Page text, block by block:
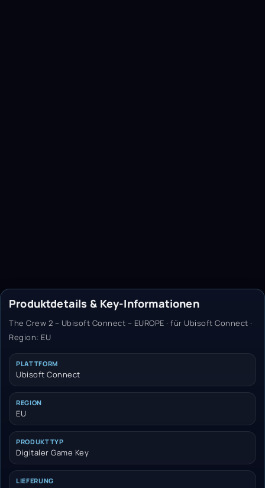
Produktdetails & Key-Informationen
The Crew 2 – Ubisoft Connect – EUROPE · für Ubisoft Connect ·
Region: EU
PLATTFORM
Ubisoft Connect
REGION
EU
PRODUKTTYP
Digitaler Game Key
LIEFERUNG